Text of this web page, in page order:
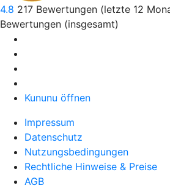
4.8 217 Bewertungen (letzte 12
Bewertungen (insgesamt)
Kununu öffnen
Impressum
Datenschutz
Nutzungsbedingungen
Rechtliche Hinweise & Preise
AGB